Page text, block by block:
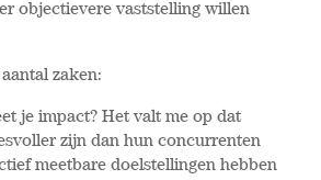
objectievere vaststelling willen
zaken:
je impact? Het valt me op dat
zijn dan hun concurrenten
meetbare doelstellingen hebben